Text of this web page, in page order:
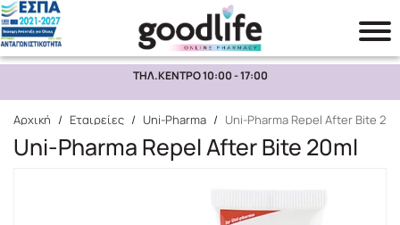
Αναζήτηση
ΤΗΛ.ΚΕΝΤΡΟ 10:00 - 17:00
Αρχική / Εταιρείες / Uni-Pharma / Uni-Pharma Repel After Bite
Uni-Pharma Repel After Bite 20ml